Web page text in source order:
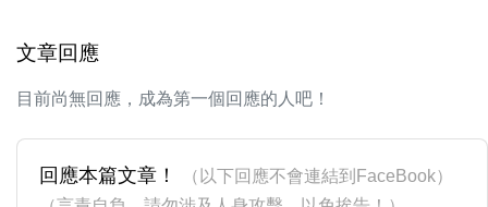
文章回應
目前尚無回應，成為第一個回應的人吧！
回應本篇文章！
（以下回應不會連結到FaceBook）